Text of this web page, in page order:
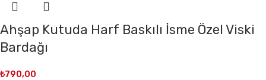
Ahşap Kutuda Harf Baskılı İsme Özel Viski
Bardağı
₺790,00